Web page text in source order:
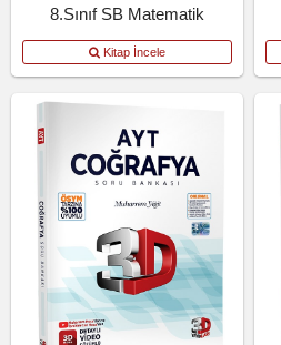
8.Sınıf SB Matematik
Kitap İncele